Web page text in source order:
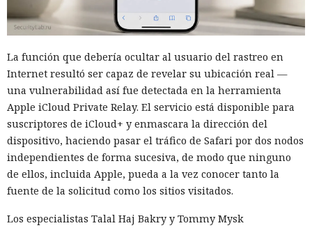
objetos se pueden ejecutar con comandos SQL y, con ciertas
configuraciones, permitir la ejecución de comandos del
compilaron el conjunto khunt directamente dentro de la
base, sin alojar archivos en el servidor. Según Huntress, esta
técnica se registra con muy poca frecuencia.
El conjunto incluía varios componentes. KhuntCmd lanzaba
cmd.exe y ejecutaba comandos del sistema operativo
mediante consultas SQL. KhuntHash accedía a la tabla
interna de usuarios de Oracle y escribía nombres de
cuentas y contraseñas en un archivo. KhuntFS permitía
comprobar la instalación exitosa de la herramienta.
La función que debería ocultar al usuario del rastreo en
Internet resultó ser capaz de revelar su ubicación real —
una vulnerabilidad así fue detectada en la herramienta
Apple iCloud Private Relay. El servicio está disponible para
suscriptores de iCloud+ y enmascara la dirección del
dispositivo, haciendo pasar el tráfico de Safari por dos nodos
independientes de forma sucesiva, de modo que ninguno
de ellos, incluida Apple, pueda a la vez conocer tanto la
fuente de la solicitud como los sitios visitados.
Los especialistas Talal Haj Bakry y Tommy Mysk